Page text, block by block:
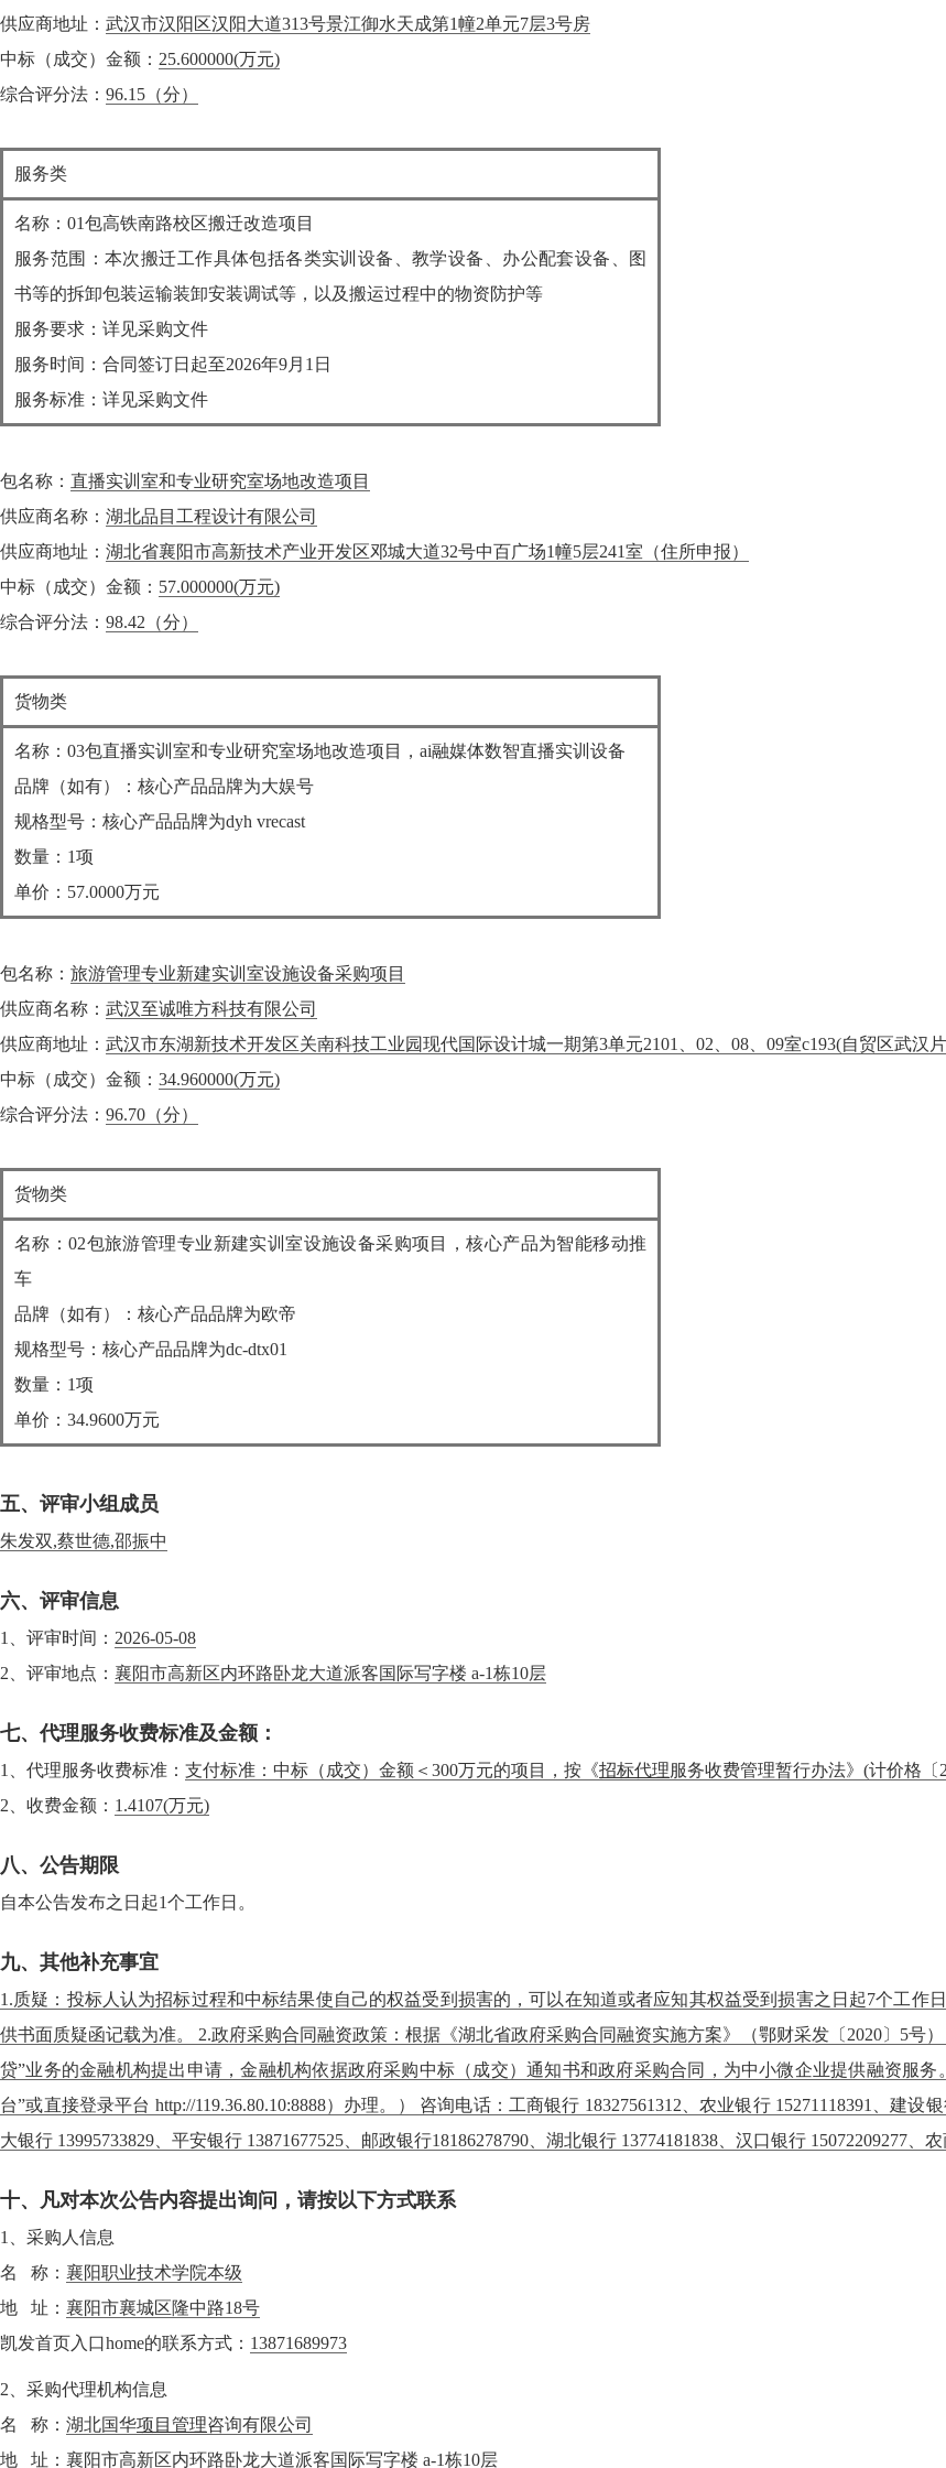
供应商地址： 武汉市汉阳区汉阳大道313号景江御水天成第1幢2单元7层3号房
中标（成交）金额： 25.600000(万元)
综合评分法： 96.15（分）
服务类
名称：01包高铁南路校区搬迁改造项目
服务范围：本次搬迁工作具体包括各类实训设备、教学设备、办公配套设备、图
书等的拆卸包装运输装卸安装调试等，以及搬运过程中的物资防护等
服务要求：详见采购文件
服务时间：合同签订日起至2026年9月1日
服务标准：详见采购文件
包名称： 直播实训室和专业研究室场地改造项目
供应商名称： 湖北品目工程设计有限公司
供应商地址： 湖北省襄阳市高新技术产业开发区邓城大道32号中百广场1幢5层241室（住所申报）
中标（成交）金额： 57.000000(万元)
综合评分法： 98.42（分）
货物类
名称：03包直播实训室和专业研究室场地改造项目，ai融媒体数智直播实训设备
品牌（如有）：核心产品品牌为大娱号
规格型号：核心产品品牌为dyh vrecast
数量：1项
单价：57.0000万元
包名称： 旅游管理专业新建实训室设施设备采购项目
供应商名称： 武汉至诚唯方科技有限公司
供应商地址： 武汉市东湖新技术开发区关南科技工业园现代国际设计城一期第3单元2101、02、08、09室c193(自贸区武汉
中标（成交）金额： 34.960000(万元)
综合评分法： 96.70（分）
货物类
名称：02包旅游管理专业新建实训室设施设备采购项目，核心产品为智能移动推
车
品牌（如有）：核心产品品牌为欧帝
规格型号：核心产品品牌为dc-dtx01
数量：1项
单价：34.9600万元
五、评审小组成员
朱发双,蔡世德,邵振中
六、评审信息
1、评审时间： 2026-05-08
2、评审地点： 襄阳市高新区内环路卧龙大道派客国际写字楼 a-1栋10层
七、代理服务收费标准及金额：
1、代理服务收费标准： 支付标准：中标（成交）金额＜300万元的项目，按《招标代理服务收费管理暂行办法》(计价格〔
2、收费金额： 1.4107(万元)
八、公告期限
自本公告发布之日起1个工作日。
九、其他补充事宜
1.质疑：投标人认为招标过程和中标结果使自己的权益受到损害的，可以在知道或者应知其权益受到损害之日起7个工作
供书面质疑函记载为准。 2.政府采购合同融资政策：根据《湖北省政府采购合同融资实施方案》（鄂财采发〔2020〕5号
贷”业务的金融机构提出申请，金融机构依据政府采购中标（成交）通知书和政府采购合同，为中小微企业提供融资服
台”或直接登录平台 http://119.36.80.10:8888）办理。） 咨询电话：工商银行 18327561312、农业银行 15271118391、建设
大银行 13995733829、平安银行 13871677525、邮政银行18186278790、湖北银行 13774181838、汉口银行 15072209277、农
十、凡对本次公告内容提出询问，请按以下方式联系
1、采购人信息
名 称： 襄阳职业技术学院本级
地 址： 襄阳市襄城区隆中路18号
凯发首页入口home的联系方式： 13871689973
2、采购代理机构信息
名 称： 湖北国华项目管理咨询有限公司
地 址： 襄阳市高新区内环路卧龙大道派客国际写字楼 a-1栋10层